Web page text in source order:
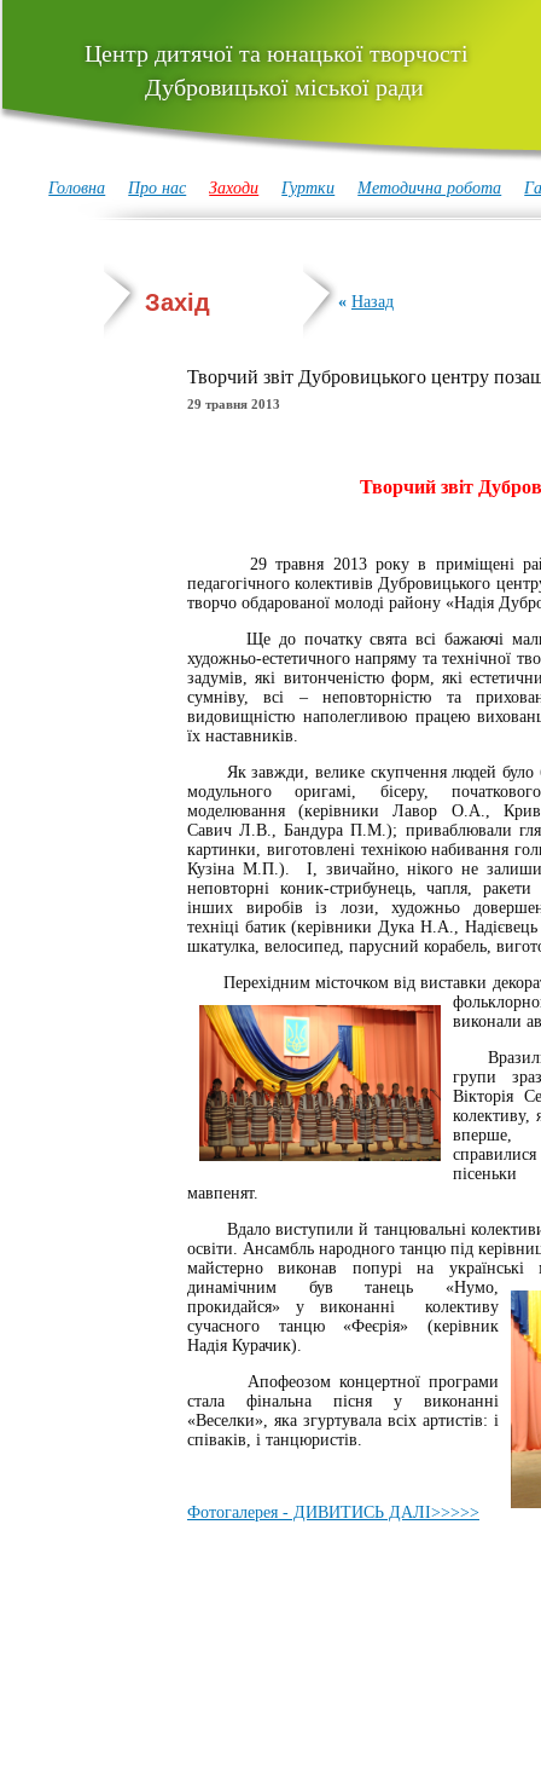
Центр дитячої та юнацької творчості
Дубровицької міської ради
Головна Про нас Заходи Гуртки Методична робота
Захід « Назад
Творчий звіт Дубровицького центру
29 травня 2013
Творчий звіт
29 травня 2013 року в приміщені
педагогічного колективів Дубровицького
творчо обдарованої молоді району «Надія
Ще до початку свята всі бажаючі мали
художньо-естетичного напряму та технічної
задумів, які витонченістю форм, які
сумніву, всі – неповторністю та
видовищністю наполегливою працею
їх наставників.
Як завжди, велике скупчення людей було
модульного оригамі, бісеру,
моделювання (керівники Лавор О.А.,
Савич Л.В., Бандура П.М.); приваблювали
картинки, виготовлені технікою набивання
Кузіна М.П.). І, звичайно, нікого не
неповторні коник-стрибунець, чапля,
інших виробів із лози, художньо
техніці батик (керівники Дука Н.А.,
шкатулка, велосипед, парусний корабель,
Перехідним місточком від виставки
виконали
Вразили
групи
Вікторія
колективу,
вперше,
мавпенят.
Вдало виступили й танцювальні колективи
освіти. Ансамбль народного танцю під
майстерно виконав попурі на
динамічним був танець «Нумо,
прокидайся» у виконанні колективу
сучасного танцю «Феєрія» (керівник
Надія Курачик).
Апофеозом концертної програми
стала фінальна пісня у виконанні
«Веселки», яка згуртувала всіх артистів: і
співаків, і танцюристів.
Фотогалерея - ДИВИТИСЬ ДАЛІ>>>>>